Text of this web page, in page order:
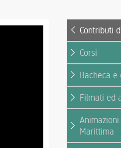
Contributi
Corsi
Bacheca
Filmati ed
Marittima